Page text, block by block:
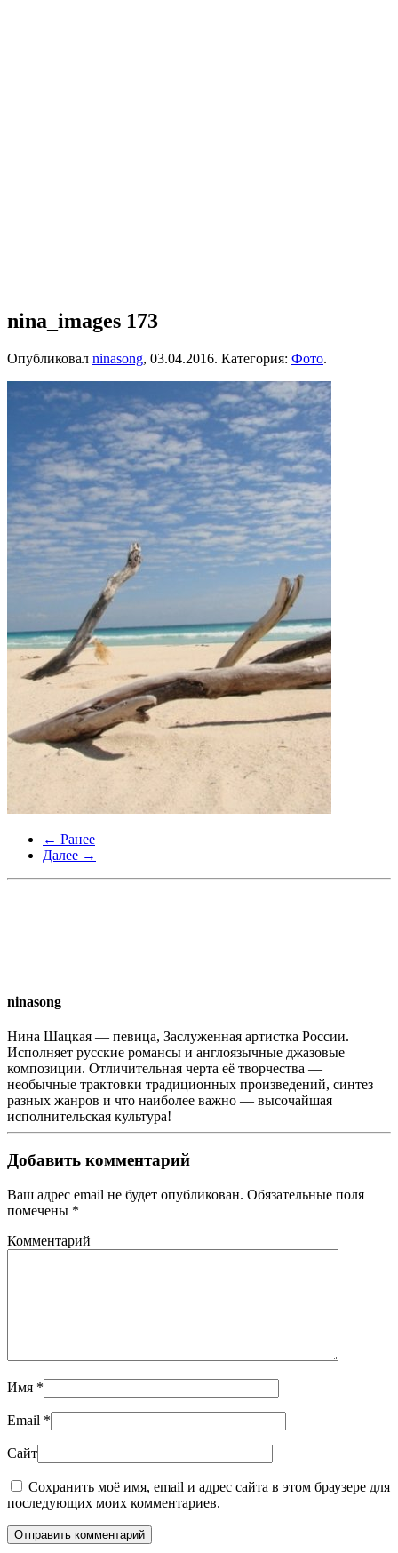
nina_images 173
Опубликовал ninasong, 03.04.2016. Категория: Фото.
← Ранее
Далее →
ninasong
Нина Шацкая — певица, Заслуженная артистка России.
Исполняет русские романсы и англоязычные джазовые
композиции. Отличительная черта её творчества —
необычные трактовки традиционных произведений, синтез
разных жанров и что наиболее важно — высочайшая
исполнительская культура!
Добавить комментарий
Ваш адрес email не будет опубликован. Обязательные поля
помечены *
Комментарий
Имя *
Email *
Сайт
Сохранить моё имя, email и адрес сайта в этом браузере для
последующих моих комментариев.
Отправить комментарий